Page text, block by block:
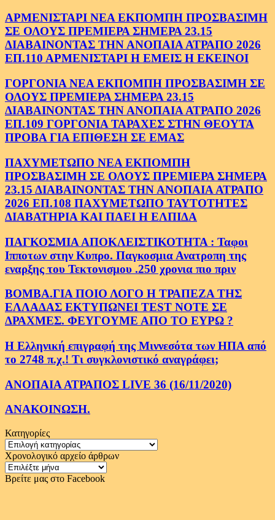
ΑΡΜΕΝΙΣΤΑΡΙ ΝΕΑ ΕΚΠΟΜΠΗ ΠΡΟΣΒΑΣΙΜΗ
ΣΕ ΟΛΟΥΣ ΠΡΕΜΙΕΡΑ ΣΗΜΕΡΑ 23.15
ΔΙΑΒΑΙΝΟΝΤΑΣ ΤΗΝ ΑΝΟΠΑΙΑ ΑΤΡΑΠΟ 2026
ΕΠ.110 ΑΡΜΕΝΙΣΤΑΡΙ Η ΕΜΕΙΣ Η ΕΚΕΙΝΟΙ
ΓΟΡΓΟΝΙΑ ΝΕΑ ΕΚΠΟΜΠΗ ΠΡΟΣΒΑΣΙΜΗ ΣΕ
ΟΛΟΥΣ ΠΡΕΜΙΕΡΑ ΣΗΜΕΡΑ 23.15
ΔΙΑΒΑΙΝΟΝΤΑΣ ΤΗΝ ΑΝΟΠΑΙΑ ΑΤΡΑΠΟ 2026
ΕΠ.109 ΓΟΡΓΟΝΙΑ ΤΑΡΑΧΕΣ ΣΤΗΝ ΘΕΟΥΤΑ
ΠΡΟΒΑ ΓΙΑ ΕΠΙΘΕΣΗ ΣΕ ΕΜΑΣ
ΠΑΧΥΜΕΤΩΠΟ ΝΕΑ ΕΚΠΟΜΠΗ
ΠΡΟΣΒΑΣΙΜΗ ΣΕ ΟΛΟΥΣ ΠΡΕΜΙΕΡΑ ΣΗΜΕΡΑ
23.15 ΔΙΑΒΑΙΝΟΝΤΑΣ ΤΗΝ ΑΝΟΠΑΙΑ ΑΤΡΑΠΟ
2026 ΕΠ.108 ΠΑΧΥΜΕΤΩΠΟ ΤΑΥΤΟΤΗΤΕΣ
ΔΙΑΒΑΤΗΡΙΑ ΚΑΙ ΠΑΕΙ Η ΕΛΠΙΔΑ
ΠΑΓΚΟΣΜΙΑ ΑΠΟΚΛΕΙΣΤΙΚΟΤΗΤΑ : Ταφοι
Ιπποτων στην Κυπρο. Παγκοσμια Ανατροπη της
εναρξης του Τεκτονισμου .250 χρονια πιο πριν
ΒΟΜΒΑ.ΓΙΑ ΠΟΙΟ ΛΟΓΟ Η ΤΡΑΠΕΖΑ ΤΗΣ
ΕΛΛΑΔΑΣ ΕΚΤΥΠΩΝΕΙ TEST NOTE ΣΕ
ΔΡΑΧΜΕΣ. ΦΕΥΓΟΥΜΕ ΑΠΟ ΤΟ ΕΥΡΩ ?
Η Ελληνική επιγραφή της Μιννεσότα των ΗΠΑ από
το 2748 π.χ.! Τι συγκλονιστικό αναγράφει;
ΑΝΟΠΑΙΑ ΑΤΡΑΠΟΣ LIVE 36 (16/11/2020)
ΑΝΑΚΟΙΝΩΣΗ.
Κατηγορίες
Κατηγορίες
Χρονολογικό αρχείο άρθρων
Χρονολογικό
αρχείο
Βρείτε μας στο Facebook